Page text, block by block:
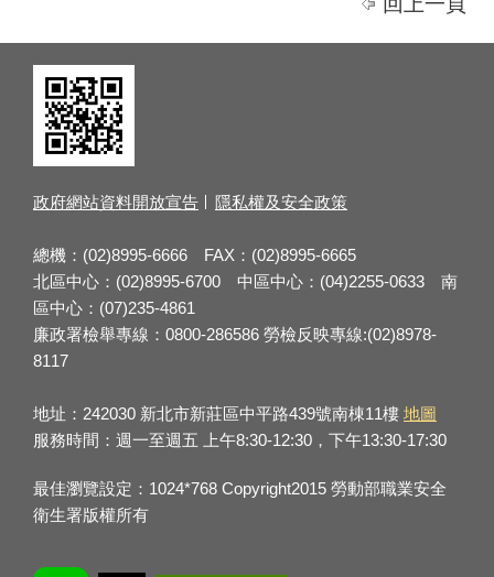
政府網站資料開放宣告 隱私權及安全政策
總機：(02)8995-6666 FAX：(02)8995-6665
北區中心：(02)8995-6700 中區中心：(04)2255-0633 南
區中心：(07)235-4861
廉政署檢舉專線：0800-286586 勞檢反映專線:(02)8978-
8117
地址：242030 新北市新莊區中平路439號南棟11樓 地圖
服務時間：週一至週五 上午8:30-12:30，下午13:30-17:30
最佳瀏覽設定：1024*768 Copyright2015 勞動部職業安全
衛生署版權所有